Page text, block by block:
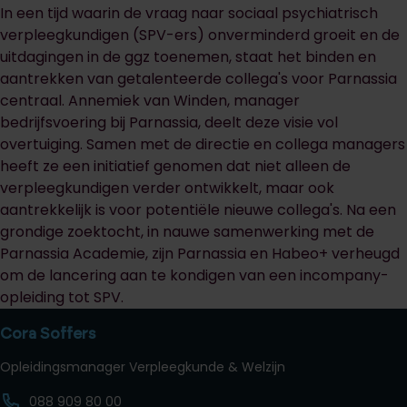
In een tijd waarin de vraag naar sociaal psychiatrisch
verpleegkundigen (SPV-ers) onverminderd groeit en de
uitdagingen in de ggz toenemen, staat het binden en
aantrekken van getalenteerde collega's voor Parnassia
centraal. Annemiek van Winden, manager
bedrijfsvoering bij Parnassia, deelt deze visie vol
overtuiging. Samen met de directie en collega managers
heeft ze een initiatief genomen dat niet alleen de
verpleegkundigen verder ontwikkelt, maar ook
aantrekkelijk is voor potentiële nieuwe collega's. Na een
grondige zoektocht, in nauwe samenwerking met de
Parnassia Academie, zijn Parnassia en Habeo+ verheugd
om de lancering aan te kondigen van een incompany-
opleiding tot SPV.
Cora Soffers
Opleidingsmanager Verpleegkunde & Welzijn
088 909 80 00